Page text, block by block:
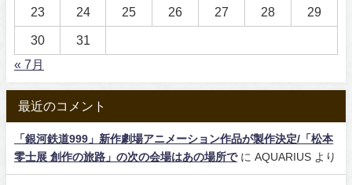
23 24 25 26 27 28 29
30
31
« 7月
最近のコメント
「銀河鉄道999」新作劇場アニメーション作品が製作決定/「松本
零士展 創作の旅路」の次の会場はあの場所でに AQUARIUS より